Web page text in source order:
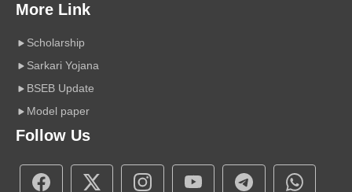
More Link
Scholarship
Sarkari Yojana
BSEB Update
Model paper
Follow Us